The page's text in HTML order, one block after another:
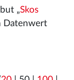
„Skos
Datenwert